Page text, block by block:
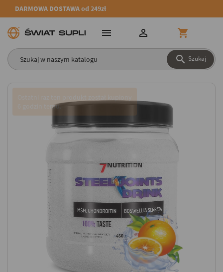
DARMOWA DOSTAWA od 249zł
 Szukaj
  